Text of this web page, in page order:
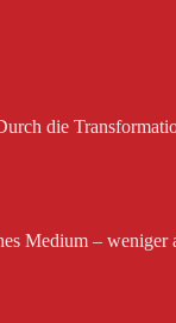
die
Medium – weniger